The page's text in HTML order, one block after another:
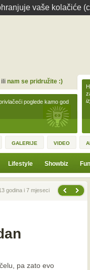
vaše kolačiće
poglede kamo god
nam se pridružite :)
GALERIJE VIDEO
Lifestyle Showbiz Fun
godina i 7 mjeseci
pa zato evo